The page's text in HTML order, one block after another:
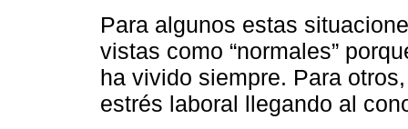
Para algunos estas
vistas como “normales”
ha vivido siempre. Para
estrés laboral llegando al